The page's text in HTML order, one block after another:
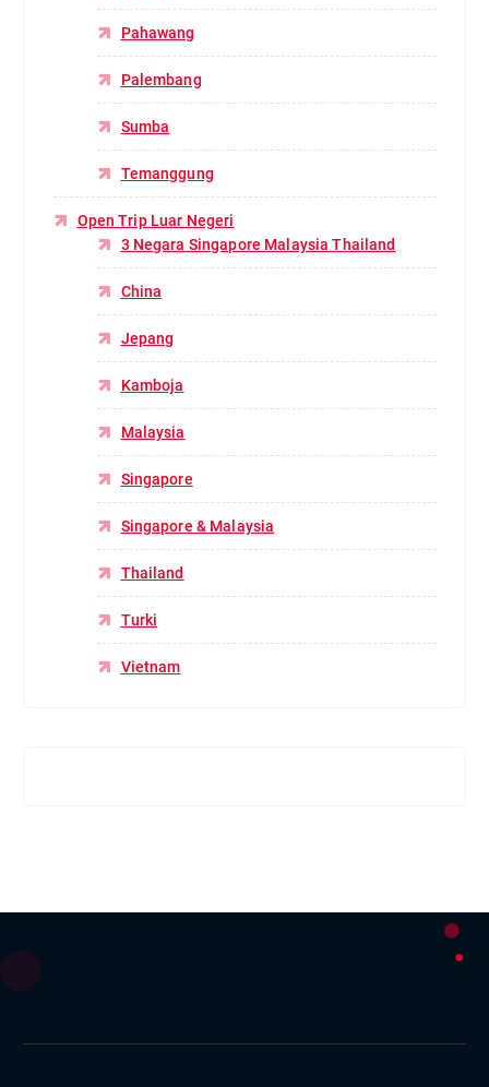
Pahawang
Palembang
Sumba
Temanggung
Open Trip Luar Negeri
3 Negara Singapore Malaysia Thailand
China
Jepang
Kamboja
Malaysia
Singapore
Singapore & Malaysia
Thailand
Turki
Vietnam